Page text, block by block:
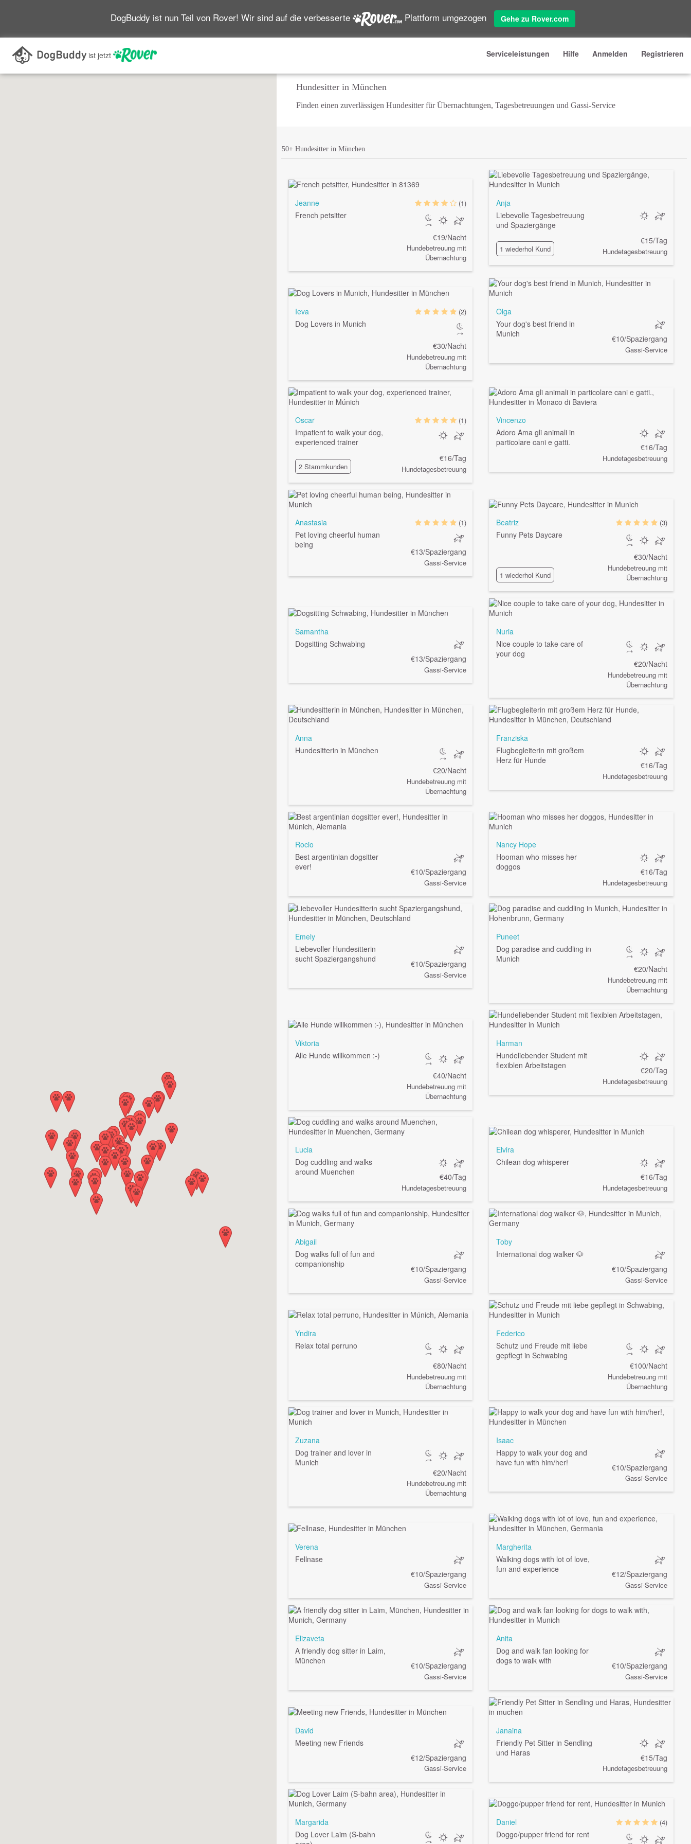
DogBuddy ist nun Teil von Rover! Wir sind auf die verbesserte Plattform umgezogen Gehe zu Rover.com
ist jetzt Serviceleistungen Hilfe Anmelden Registrieren
Im aktuellen Kartenabschnitt suchen
Hundesitter in München
Finden einen zuverlässigen Hundesitter für Übernachtungen, Tagesbetreuungen und Gassi-Service
50+ Hundesitter in München
Jeanne
French petsitter
(1)
€19/Nacht
Hundebetreuung mit
Übernachtung
Anja
Liebevolle Tagesbetreuung
und Spaziergänge
1 wiederhol Kund
€15/Tag
Hundetagesbetreuung
Ieva
Dog Lovers in Munich
(2)
€30/Nacht
Hundebetreuung mit
Übernachtung
Olga
Your dog's best friend in
Munich
€10/Spaziergang
Gassi-Service
Oscar
Impatient to walk your dog,
experienced trainer
2 Stammkunden
(1)
€16/Tag
Hundetagesbetreuung
Vincenzo
Adoro Ama gli animali in
particolare cani e gatti.
€16/Tag
Hundetagesbetreuung
Anastasia
Pet loving cheerful human
being
(1)
€13/Spaziergang
Gassi-Service
Beatriz
Funny Pets Daycare
1 wiederhol Kund
(3)
€30/Nacht
Hundebetreuung mit
Übernachtung
Samantha
Dogsitting Schwabing
€13/Spaziergang
Gassi-Service
Nuria
Nice couple to take care of
your dog
€20/Nacht
Hundebetreuung mit
Übernachtung
Anna
Hundesitterin in München
€20/Nacht
Hundebetreuung mit
Übernachtung
Franziska
Flugbegleiterin mit großem
Herz für Hunde
€16/Tag
Hundetagesbetreuung
Rocio
Best argentinian dogsitter
ever!
€10/Spaziergang
Gassi-Service
Nancy Hope
Hooman who misses her
doggos
€16/Tag
Hundetagesbetreuung
Emely
Liebevoller Hundesitterin
sucht Spaziergangshund
€10/Spaziergang
Gassi-Service
Puneet
Dog paradise and cuddling in
Munich
€20/Nacht
Hundebetreuung mit
Übernachtung
Viktoria
Alle Hunde willkommen :-)
€40/Nacht
Hundebetreuung mit
Übernachtung
Harman
Hundeliebender Student mit
flexiblen Arbeitstagen
€20/Tag
Hundetagesbetreuung
Lucia
Dog cuddling and walks
around Muenchen
€40/Tag
Hundetagesbetreuung
Elvira
Chilean dog whisperer
€16/Tag
Hundetagesbetreuung
Abigail
Dog walks full of fun and
companionship
€10/Spaziergang
Gassi-Service
Toby
International dog walker 🐶
€10/Spaziergang
Gassi-Service
Yndira
Relax total perruno
€80/Nacht
Hundebetreuung mit
Übernachtung
Federico
Schutz und Freude mit liebe
gepflegt in Schwabing
€100/Nacht
Hundebetreuung mit
Übernachtung
Zuzana
Dog trainer and lover in
Munich
€20/Nacht
Hundebetreuung mit
Übernachtung
Isaac
Happy to walk your dog and
have fun with him/her!
€10/Spaziergang
Gassi-Service
Verena
Fellnase
€10/Spaziergang
Gassi-Service
Margherita
Walking dogs with lot of love,
fun and experience
€12/Spaziergang
Gassi-Service
Elizaveta
A friendly dog sitter in Laim,
München
€10/Spaziergang
Gassi-Service
Anita
Dog and walk fan looking for
dogs to walk with
€10/Spaziergang
Gassi-Service
David
Meeting new Friends
€12/Spaziergang
Gassi-Service
Janaina
Friendly Pet Sitter in Sendling
und Haras
€15/Tag
Hundetagesbetreuung
Margarida
Dog Lover Laim (S-bahn
Daniel
Doggo/pupper friend for rent
(4)